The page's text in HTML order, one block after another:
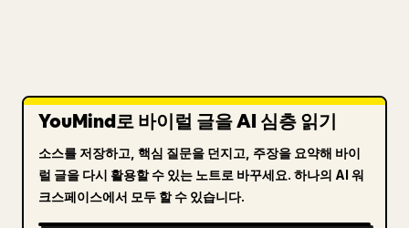
YouMind로 바이럴 글을 AI 심층 읽기
소스를 저장하고, 핵심 질문을 던지고, 주장을 요약해 바이
럴 글을 다시 활용할 수 있는 노트로 바꾸세요. 하나의 AI 워
크스페이스에서 모두 할 수 있습니다.